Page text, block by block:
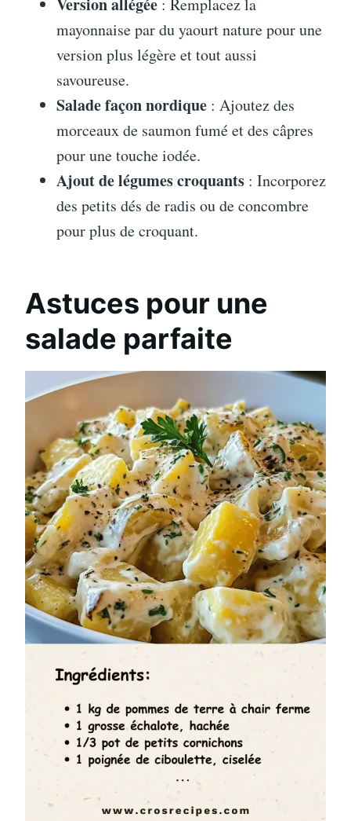
: Remplacez la
mayonnaise par du yaourt nature pour une
version plus légère et tout aussi
savoureuse.
Salade façon nordique : Ajoutez des
morceaux de saumon fumé et des câpres
pour une touche iodée.
Ajout de légumes croquants : Incorporez
des petits dés de radis ou de concombre
pour plus de croquant.
Astuces pour une
salade parfaite